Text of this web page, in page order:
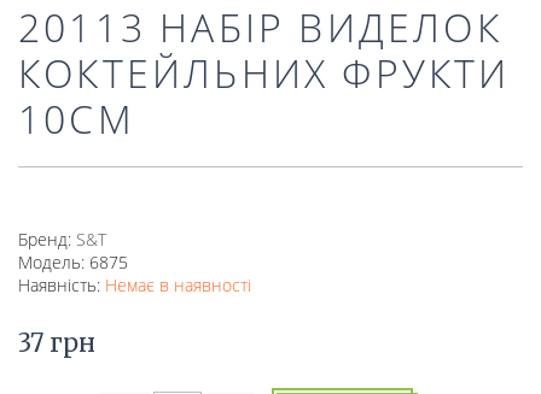
20113 НАБІР ВИДЕЛОК
КОКТЕЙЛЬНИХ ФРУКТИ
10СМ
Бренд: S&T
Модель: 6875
Наявність: Немає в наявності
37 грн